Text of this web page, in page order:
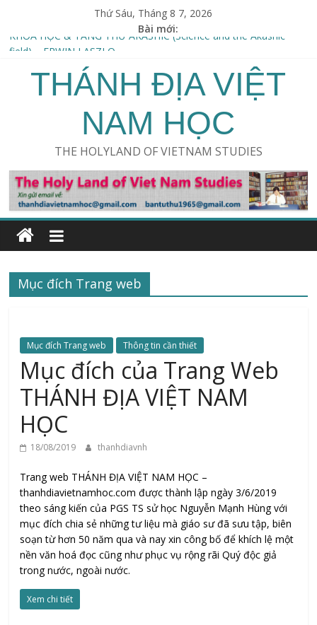
Thứ Sáu, Tháng 8 7, 2026
Bài mới:
KHOA HỌC & TÀNG THƯ AKASHIC (Science and the Akashic
ERVIN LÁSZLÓ (1932-…)
SWAMI VIRAJANAND DANDEESHA (1778–1868)
Thu hoạch Người ngoài hành tinh /An Alien harvest
THÁNH ĐỊA VIỆT
NAM HỌC
THE HOLYLAND OF VIETNAM STUDIES
Mục đích Trang web
Mục đích Trang web Thông tin cần thiết
Mục đích của Trang Web
THÁNH ĐỊA VIỆT NAM
HỌC
18/08/2019 thanhdiavnh
Trang web THÁNH ĐỊA VIỆT NAM HỌC –
thanhdiavietnamhoc.com được thành lập ngày 3/6/2019
theo sáng kiến của PGS TS sử học Nguyễn Mạnh Hùng với
mục đích chia sẻ những tư liệu mà giáo sư đã sưu tập, biên
soạn từ hơn 50 năm qua và nay xin công bố để khích lệ một
nền văn hoá đọc cũng như phục vụ rộng rãi Quý độc giả
trong nước, ngoài nước.
Xem chi tiết